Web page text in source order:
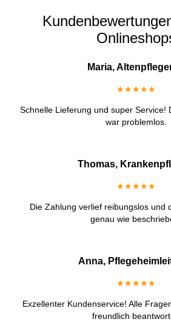
Maria,
★★★★★
Schnelle Lieferung und super Service!
war problemlos.
Thomas,
★★★★★
Die Zahlung verlief reibungslos und
genau wie
Anna,
★★★★★
Exzellenter Kundenservice! Alle
freundlich